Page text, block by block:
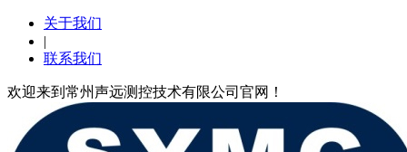
关于我们
|
联系我们
欢迎来到常州声远测控技术有限公司官网！